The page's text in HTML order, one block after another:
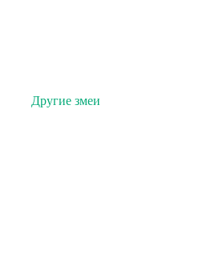
Другие змеи